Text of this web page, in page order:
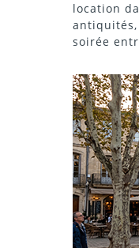
location
antiquités,
soirée